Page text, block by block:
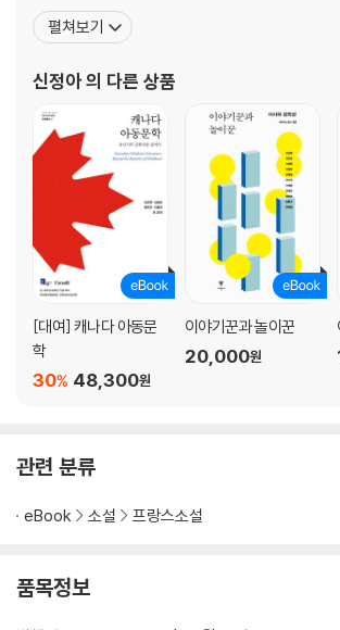
역학과 초청 교수로 연구 활동을 했다. 지은 책으로
4), 『노랑신호등』(2012, 공저)이 있고, 옮긴 책으
드르와 이폴리트』(
펼쳐보기
신정아의 다른 상품
[대여] 캐나다 아동문
학
48,300원
30%
이야기꾼과 놀이꾼
20,000원
관련 분류
eBook 소설 프랑스소설
품목정보